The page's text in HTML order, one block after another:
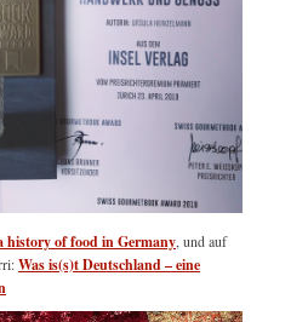
of food in Germany, und auf
Was is(s)t Deutschland – eine